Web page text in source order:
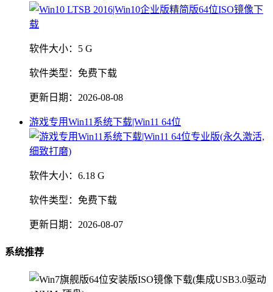
软件大小： 5 G
软件类型： 免费下载
更新日期： 2026-08-08
游戏专用Win11系统下载|Win11 64位
软件大小： 6.18 G
软件类型： 免费下载
更新日期： 2026-08-07
系统推荐